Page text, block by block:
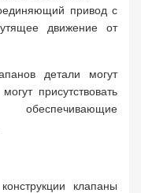
привод с
движение от
детали могут
присутствовать
обеспечивающие
клапаны